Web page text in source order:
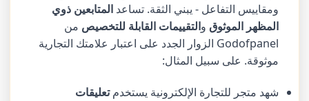
ومقاييس التفاعل - يبني الثقة. تساعدالمتابعين ذوي
المظهر الموثوق والتقييمات القابلة للتخصيص من
Godofpanel الزوار الجدد على اعتبار علامتك التجارية
موثوقة. على سبيل المثال:
شهد متجر للتجارة الإلكترونية يستخدمتعليقات